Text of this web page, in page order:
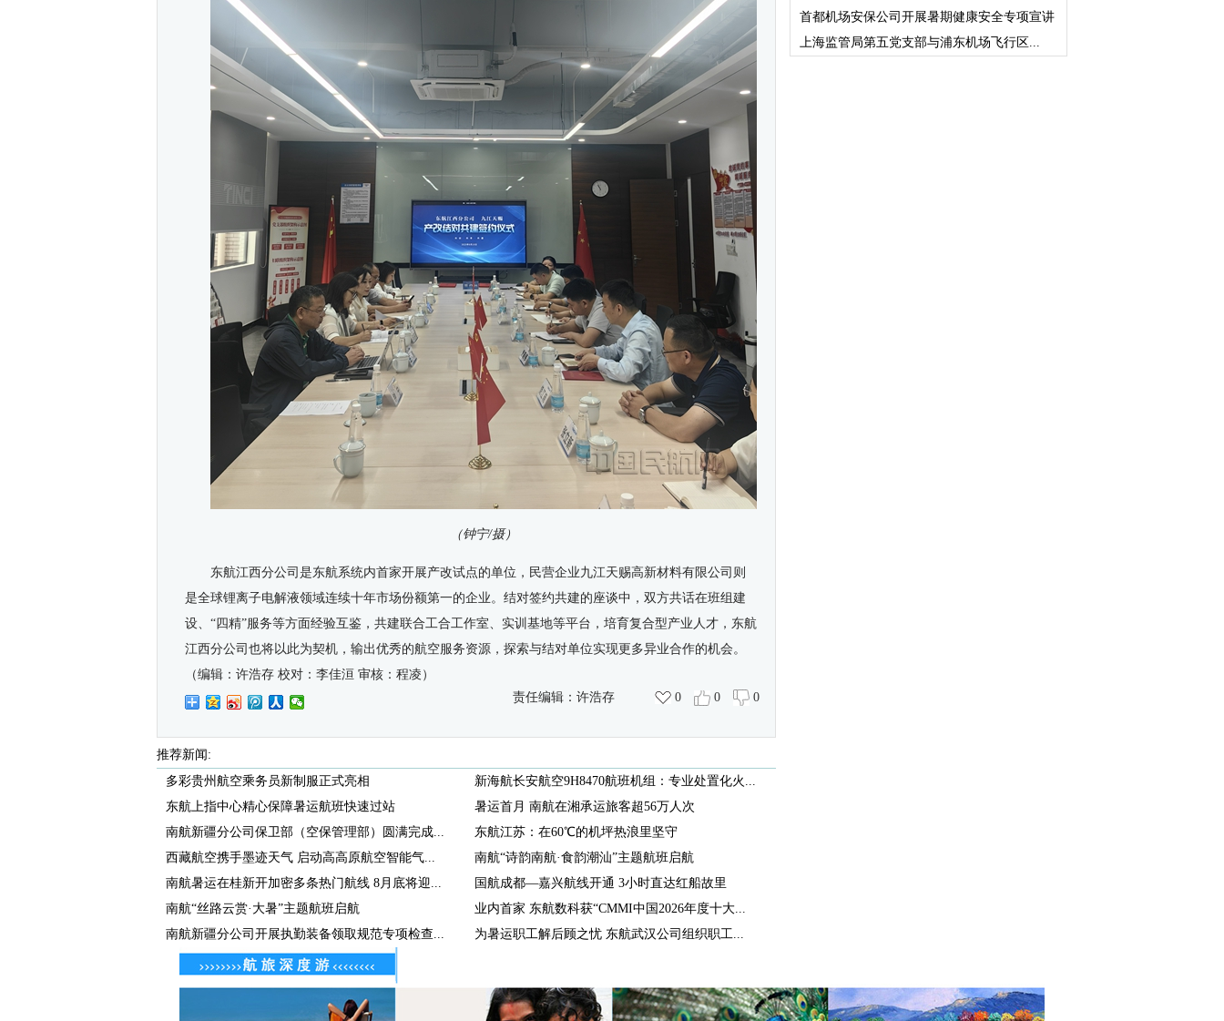
（钟宁/摄）
东航江西分公司是东航系统内首家开展产改试点的单位，民营企业九江天赐高新材料有限公司则
是全球锂离子电解液领域连续十年市场份额第一的企业。结对签约共建的座谈中，双方共话在班组建
设、“四精”服务等方面经验互鉴，共建联合工合工作室、实训基地等平台，培育复合型产业人才，东航
江西分公司也将以此为契机，输出优秀的航空服务资源，探索与结对单位实现更多异业合作的机会。
（编辑：许浩存 校对：李佳洹 审核：程凌）
责任编辑： 许浩存 0 0 0
推荐新闻:
多彩贵州航空乘务员新制服正式亮相
东航上指中心精心保障暑运航班快速过站
南航新疆分公司保卫部（空保管理部）圆满完成...
西藏航空携手墨迹天气 启动高高原航空智能气...
南航暑运在桂新开加密多条热门航线 8月底将迎...
南航“丝路云赏·大暑”主题航班启航
南航新疆分公司开展执勤装备领取规范专项检查...
新海航长安航空9H8470航班机组：专业处置化火...
暑运首月 南航在湘承运旅客超56万人次
东航江苏：在60℃的机坪热浪里坚守
南航“诗韵南航·食韵潮汕”主题航班启航
国航成都—嘉兴航线开通 3小时直达红船故里
业内首家 东航数科获“CMMI中国2026年度十大...
为暑运职工解后顾之忧 东航武汉公司组织职工...
首都机场安保公司开展暑期健康安全专项宣讲
上海监管局第五党支部与浦东机场飞行区...